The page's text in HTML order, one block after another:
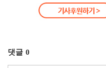
댓글 0